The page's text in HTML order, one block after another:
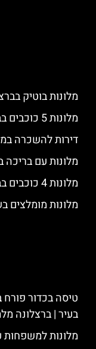
מלונות בוטיק
מלונות 5 כוכבים בברצלונה – בתי מלון יוקרתיים
דירות להשכרה
מלונות עם
מלונות 4 כוכבים בברצלונה
מלונות מומלצים
טיסה בכדור
בעיר | ברצלונה
מלונות למשפחות